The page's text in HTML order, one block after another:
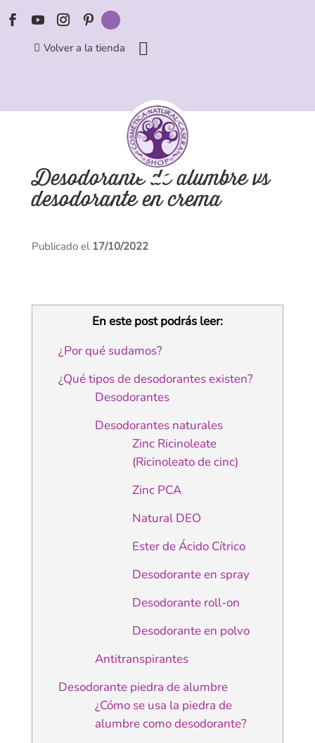
Volver a la tienda
Desodorante de alumbre vs
desodorante en crema
Publicado el 17/10/2022
En este post podrás leer:
¿Por qué sudamos?
¿Qué tipos de desodorantes existen?
Desodorantes
Desodorantes naturales
Zinc Ricinoleate
(Ricinoleato de cinc)
Zinc PCA
Natural DEO
Ester de Ácido Cítrico
Desodorante en spray
Desodorante roll-on
Desodorante en polvo
Antitranspirantes
Desodorante piedra de alumbre
¿Cómo se usa la piedra de
alumbre como desodorante?